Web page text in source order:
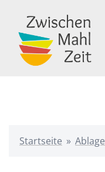
springen
Startseite » Ablage